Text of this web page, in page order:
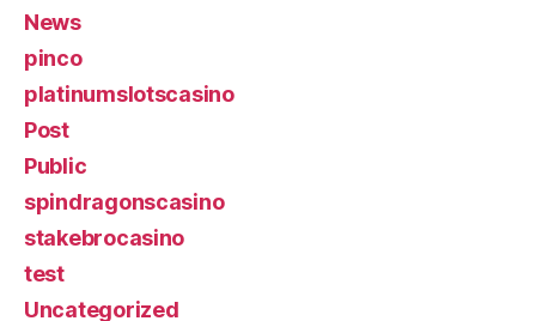
News
pinco
platinumslotscasino
Post
Public
spindragonscasino
stakebrocasino
test
Uncategorized